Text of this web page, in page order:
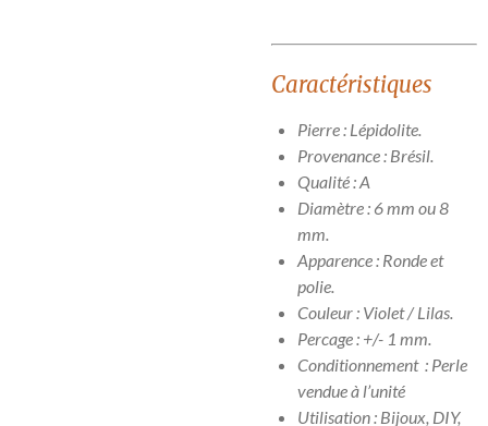
Caractéristiques
Pierre : Lépidolite.
Provenance : Brésil.
Qualité : A
Diamètre : 6 mm ou 8
mm.
Apparence : Ronde et
polie.
Couleur : Violet / Lilas.
Percage : +/- 1 mm.
Conditionnement : Perle
vendue à l’unité
Utilisation : Bijoux, DIY,